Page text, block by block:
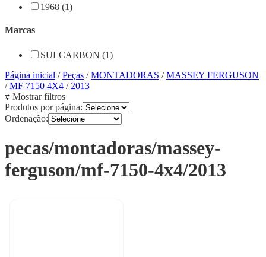
1968 (1)
Marcas
SULCARBON (1)
Página inicial /Peças /MONTADORAS /MASSEY FERGUSON
/MF 7150 4X4 / 2013
Mostrar filtros
Produtos por página:
Ordenação:
pecas/montadoras/massey-
ferguson/mf-7150-4x4/2013